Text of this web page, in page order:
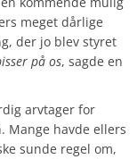
meget dårlige
der jo blev styret
på os, sagde en
arvtager for
Mange havde ellers
sunde regel om,